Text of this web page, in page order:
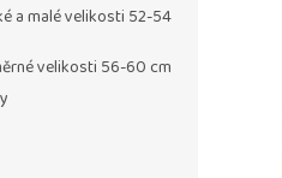
a malé velikosti 52-54
velikosti 56-60 cm